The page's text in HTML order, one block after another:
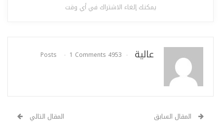
يمكنك إلغاء الاشتراك في أي وقت
عالية 4953 Posts
1 Comments
المقال السابق المقال التالي